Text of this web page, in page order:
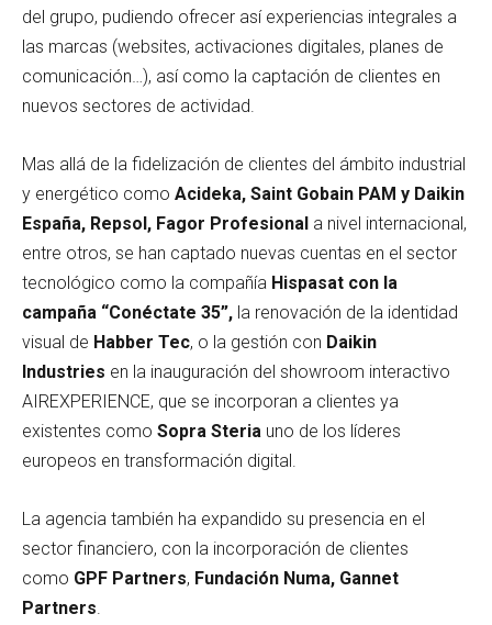
del grupo, pudiendo ofrecer así experiencias integrales a
las marcas (websites, activaciones digitales, planes de
comunicación…), así como la captación de clientes en
nuevos sectores de actividad.
Mas allá de la fidelización de clientes del ámbito industrial
y energético como Acideka, Saint Gobain PAM y Daikin
España, Repsol, Fagor Profesional a nivel internacional,
entre otros, se han captado nuevas cuentas en el sector
tecnológico como la compañía Hispasat con la
campaña “Conéctate 35”, la renovación de la identidad
visual de Habber Tec, o la gestión con Daikin
Industries en la inauguración del showroom interactivo
AIREXPERIENCE, que se incorporan a clientes ya
existentes como Sopra Steria uno de los líderes
europeos en transformación digital.
La agencia también ha expandido su presencia en el
sector financiero, con la incorporación de clientes
como GPF Partners, Fundación Numa, Gannet
Partners.